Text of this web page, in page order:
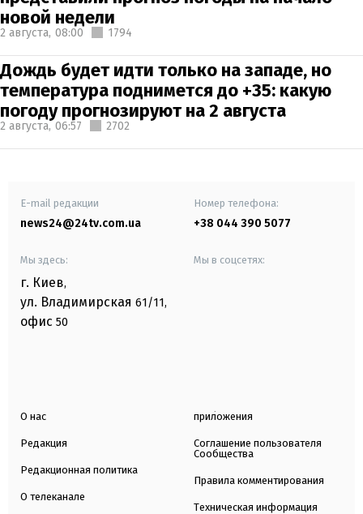
новой недели
2 августа, 08:00 1794
Дождь будет идти только на западе, но
температура поднимется до +35: какую
погоду прогнозируют на 2 августа
2 августа, 06:57 2702
E-mail редакции
news24@24tv.com.ua
Номер телефона:
+38 044 390 5077
Мы здесь:
г. Киев,
ул. Владимирская 61/11,
офис 50
Мы в соцсетях:
О нас
Редакция
Редакционная политика
О телеканале
приложения
Соглашение пользователя
Сообщества
Правила комментирования
Техническая информация